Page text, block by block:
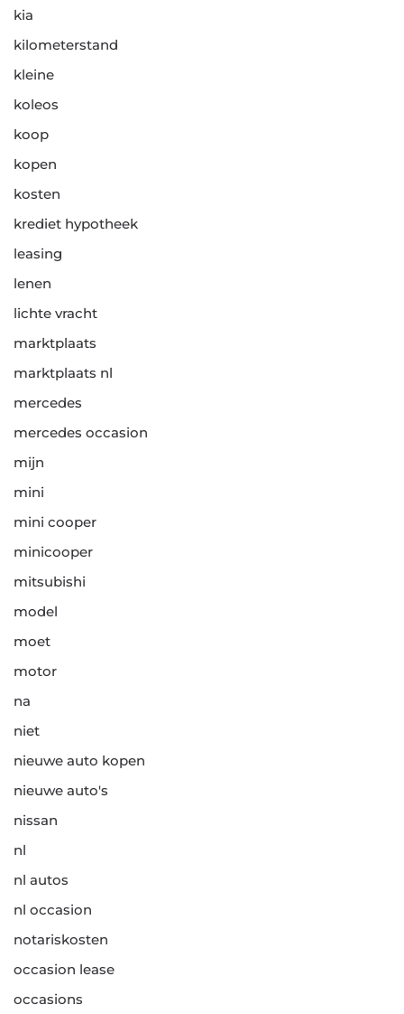
kia
kilometerstand
kleine
koleos
koop
kopen
kosten
krediet hypotheek
leasing
lenen
lichte vracht
marktplaats
marktplaats nl
mercedes
mercedes occasion
mijn
mini
mini cooper
minicooper
mitsubishi
model
moet
motor
na
niet
nieuwe auto kopen
nieuwe auto's
nissan
nl
nl autos
nl occasion
notariskosten
occasion lease
occasions